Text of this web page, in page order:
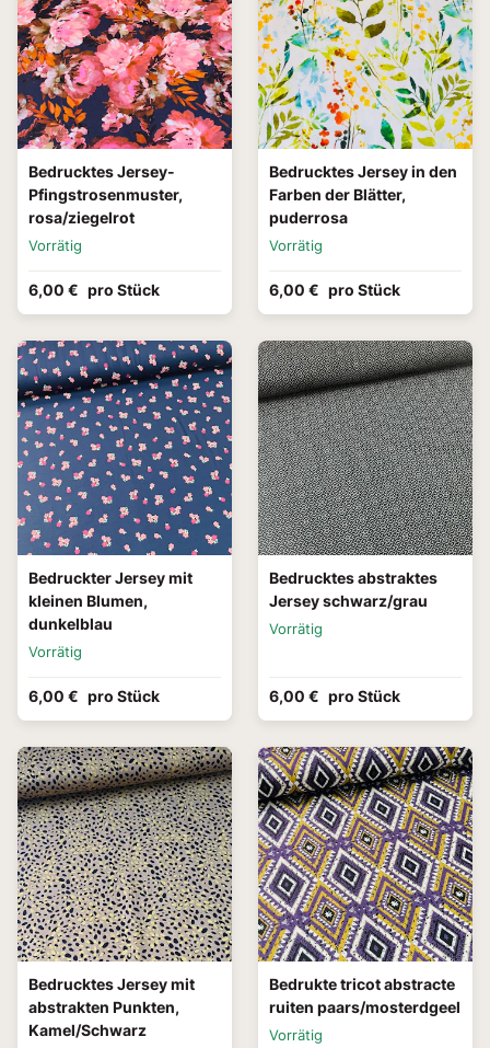
Bedrucktes Jersey-
Pfingstrosenmuster,
rosa/ziegelrot
Vorrätig
6,00 € pro Stück
Bedrucktes Jersey in den
Farben der Blätter,
puderrosa
Vorrätig
6,00 € pro Stück
Bedruckter Jersey mit
kleinen Blumen,
dunkelblau
Vorrätig
6,00 € pro Stück
Bedrucktes abstraktes
Jersey schwarz/grau
Vorrätig
6,00 € pro Stück
Bedrucktes Jersey mit
abstrakten Punkten,
Kamel/Schwarz
Bedrukte tricot abstracte
ruiten paars/mosterdgeel
Vorrätig